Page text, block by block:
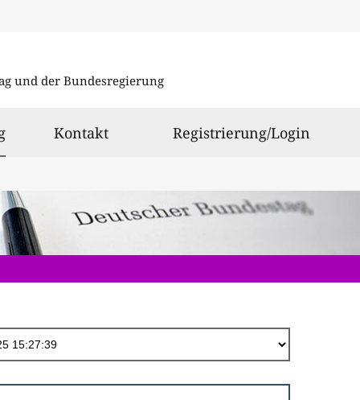
und der Bundesregierung
ausgewählt
Kontakt Registrierung/Login